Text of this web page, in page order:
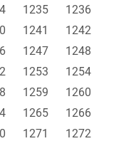
1235
1236
1241
1242
1247
1248
1253
1254
1259
1260
1265
1266
1271
1272